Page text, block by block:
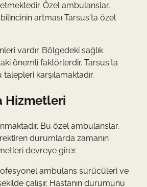
Özel ambulanslar,
artması Tarsus'ta özel
vardır. Bölgedeki sağlık
önemli faktörlerdir. Tarsus'ta
karşılamaktadır.
Hizmetleri
Bu özel ambulanslar,
durumlarda zamanın
devreye girer.
ambulans sürücüleri ve
çalışır. Hastanın durumunu